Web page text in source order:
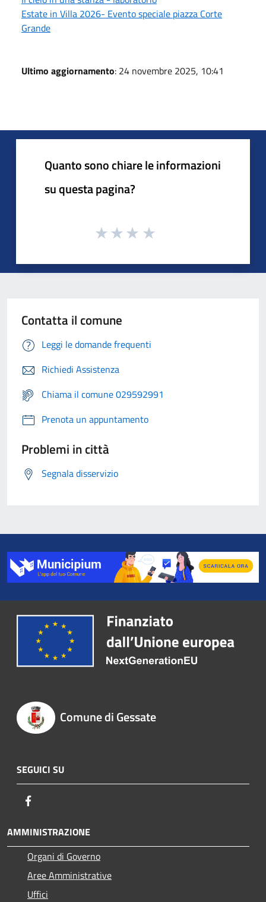
Estate in Villa 2026- Evento speciale piazza Corte
Grande
Ultimo aggiornamento: 24 novembre 2025, 10:41
Quanto sono chiare le informazioni
su questa pagina?
Contatta il comune
Leggi le domande frequenti
Richiedi Assistenza
Chiama il comune 029592991
Prenota un appuntamento
Problemi in città
Segnala disservizio
Comune di Gessate
SEGUICI SU
AMMINISTRAZIONE
Organi di Governo
Aree Amministrative
Uffici